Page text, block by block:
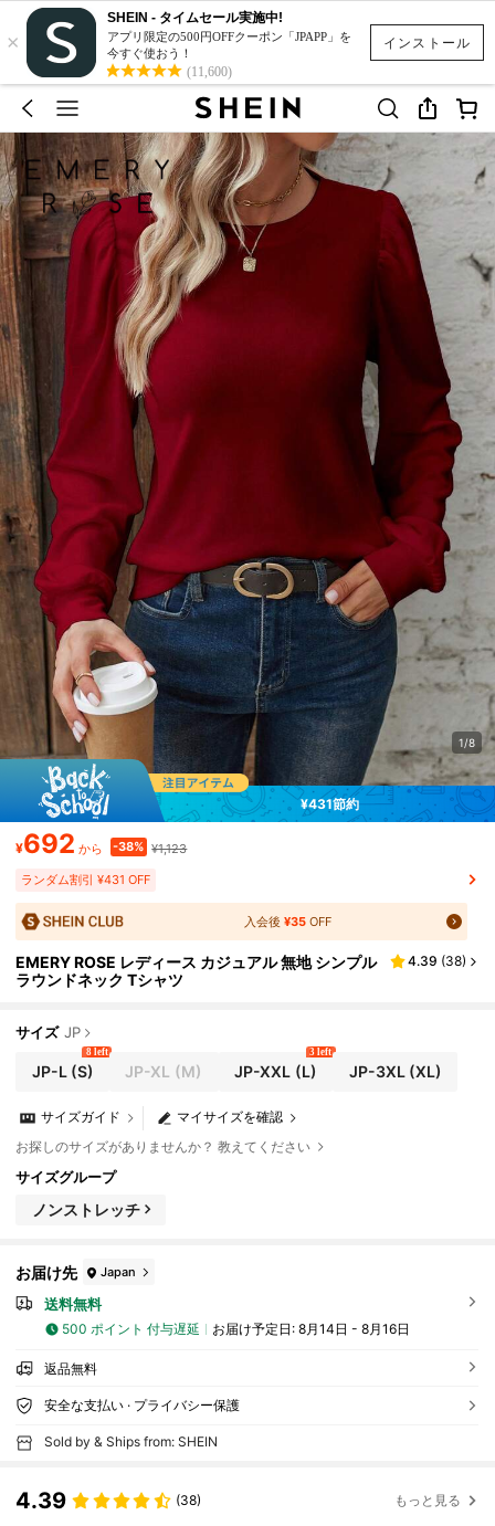
インストール
×
SHEIN - タイムセール実施中!
アプリ限定の500円OFFクーポン「JPAPP」を
今すぐ使おう！
(11,600)
1/8
¥431節約
¥692 から -38% ¥1,123
ランダム割引 ¥431 OFF
入会後¥35 OFF
EMERY ROSE レディース カジュアル 無地 シンプル
ラウンドネック Tシャツ
4.39 (38)
サイズ JP
JP-L(S)
8 left
JP-XL (M) JP-XXL (L)
3 left
JP-3XL(XL)
マイサイズを確認
サイズガイド
お探しのサイズがありませんか？ 教えてください
サイズグループ
ノンストレッチ
お届け先 Japan
送料無料
500 ポイント 付与遅延 お届け予定日: 8月14日 - 8月16日
返品無料
安全な支払い · プライバシー保護
Sold by & Ships from: SHEIN
4.39 (38) もっと見る